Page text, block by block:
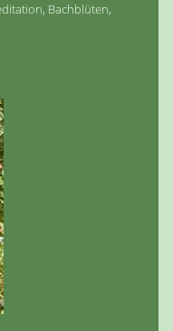
Bachblüten,